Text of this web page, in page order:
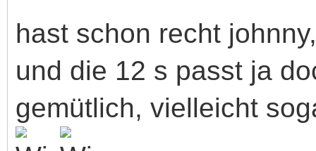
hast schon recht
und die 12 s passt ja
gemütlich, vielleicht